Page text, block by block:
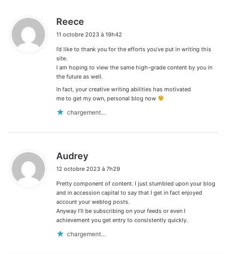
Reece
t
11 octobre 2023 à 19h42
I’d like to thank you for the efforts you’ve put in writing this
site.
I am hoping to view the same high-grade content by you in
the future as well.
In fact, your creative writing abilities has motivated
me to get my own, personal blog now
chargement…
Audrey
t
:
12 octobre 2023 à 7h29
Pretty component of content. I just stumbled upon your blog
and in accession capital to say that I get in fact enjoyed
account your weblog posts.
Anyway I’ll be subscribing on your feeds or even I
achievement you get entry to consistently quickly.
chargement…